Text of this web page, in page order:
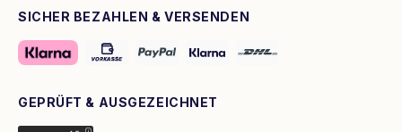
SICHER BEZAHLEN & VERSENDEN
GEPRÜFT & AUSGEZEICHNET